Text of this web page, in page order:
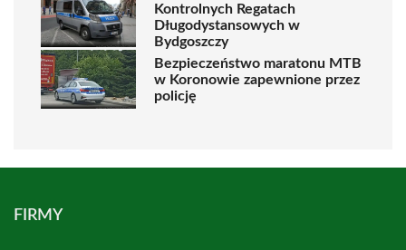
Kontrolnych Regatach
Długodystansowych w
Bydgoszczy
Bezpieczeństwo maratonu MTB
w Koronowie zapewnione przez
policję
FIRMY